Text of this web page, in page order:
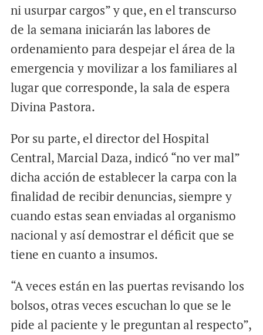
ni usurpar cargos” y que, en el transcurso
de la semana iniciarán las labores de
ordenamiento para despejar el área de la
emergencia y movilizar a los familiares al
lugar que corresponde, la sala de espera
Divina Pastora.
Por su parte, el director del Hospital
Central, Marcial Daza, indicó “no ver mal”
dicha acción de establecer la carpa con la
finalidad de recibir denuncias, siempre y
cuando estas sean enviadas al organismo
nacional y así demostrar el déficit que se
tiene en cuanto a insumos.
“A veces están en las puertas revisando los
bolsos, otras veces escuchan lo que se le
pide al paciente y le preguntan al respecto”,